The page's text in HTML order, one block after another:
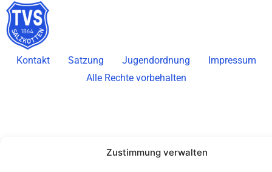
Zustimmung verwalten
Kontakt Satzung Jugendordnung
Impressum
Alle Rechte vorbehalten